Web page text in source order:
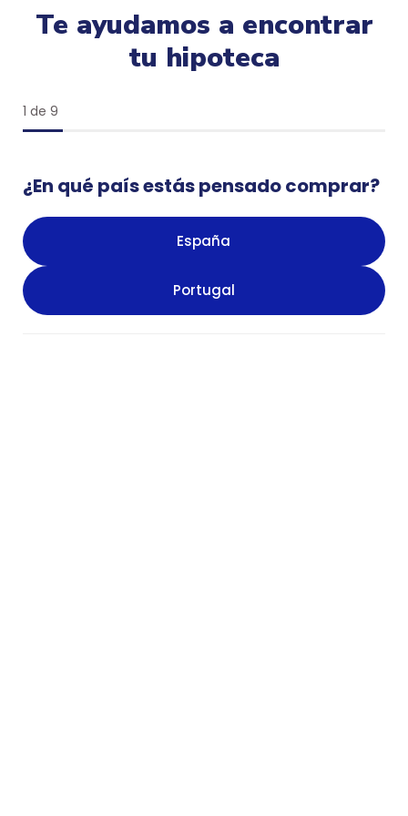
Te ayudamos a encontrar
tu hipoteca
1 de 9
¿En qué país estás pensado comprar?
España
Portugal